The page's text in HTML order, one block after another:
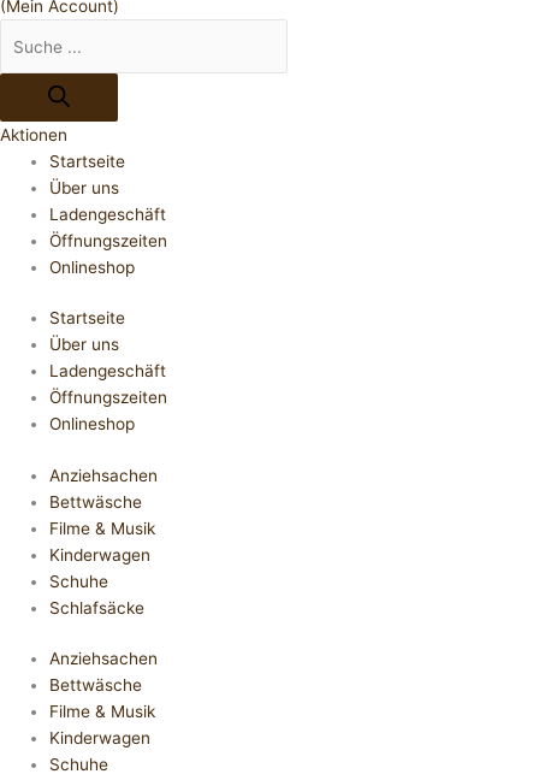
(Mein Account)
Aktionen
Startseite
Über uns
Ladengeschäft
Öffnungszeiten
Onlineshop
Startseite
Über uns
Ladengeschäft
Öffnungszeiten
Onlineshop
Anziehsachen
Bettwäsche
Filme & Musik
Kinderwagen
Schuhe
Schlafsäcke
Anziehsachen
Bettwäsche
Filme & Musik
Kinderwagen
Schuhe